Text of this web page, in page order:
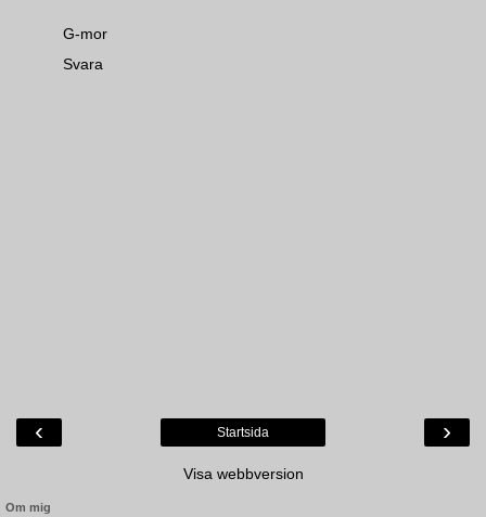
G-mor
Svara
‹ ›
Startsida
Visa webbversion
Om mig